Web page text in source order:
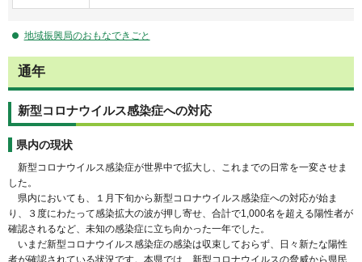
地域振興局のおもなできごと
通年
新型コロナウイルス感染症への対応
県内の現状
新型コロナウイルス感染症が世界中で拡大し、これまでの日常を一変させま
した。
県内においても、１月下旬から新型コロナウイルス感染症への対応が始ま
り、３度にわたって感染拡大の波が押し寄せ、合計で1,000名を超える陽性者が
確認されるなど、未知の感染症に立ち向かった一年でした。
いまだ新型コロナウイルス感染症の感染は収束しておらず、日々新たな陽性